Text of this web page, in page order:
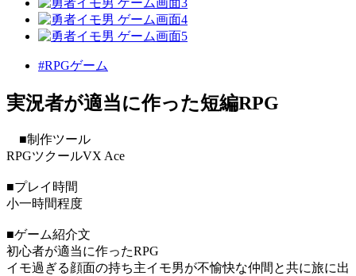
#RPGゲーム
実況者が適当に作った短編RPG
■制作ツール
RPGツクールVX Ace
■プレイ時間
小一時間程度
■ゲーム紹介文
初心者が適当に作ったRPG
イモ過ぎる顔面の持ち主イモ男が不愉快な仲間と共に旅に出